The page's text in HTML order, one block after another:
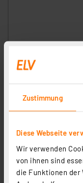
Zustimmung
Diese Webseite
Wir verwenden
von ihnen sind
die Funktionen der
Homematic IP